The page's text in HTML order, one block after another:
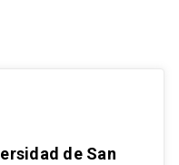
de San